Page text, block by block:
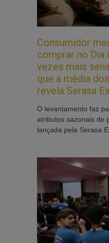
Consumidor
comprar no Dia
vezes mais
que a média
revela Serasa
O levantamento faz
atributos sazonais de
lançada pela Serasa